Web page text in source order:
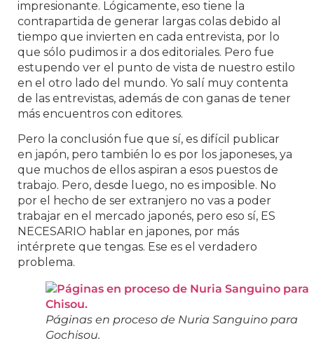
impresionante. Lógicamente, eso tiene la
contrapartida de generar largas colas debido al
tiempo que invierten en cada entrevista, por lo
que sólo pudimos ir a dos editoriales. Pero fue
estupendo ver el punto de vista de nuestro estilo
en el otro lado del mundo. Yo salí muy contenta
de las entrevistas, además de con ganas de tener
más encuentros con editores.
Pero la conclusión fue que sí, es difícil publicar
en japón, pero también lo es por los japoneses, ya
que muchos de ellos aspiran a esos puestos de
trabajo. Pero, desde luego, no es imposible. No
por el hecho de ser extranjero no vas a poder
trabajar en el mercado japonés, pero eso sí, ES
NECESARIO hablar en japones, por más
intérprete que tengas. Ese es el verdadero
problema.
Páginas en proceso de Nuria Sanguino para
Gochisou.